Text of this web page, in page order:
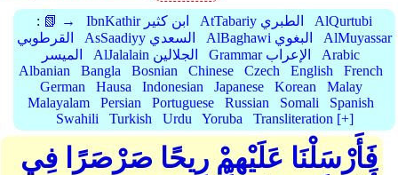
: 📗 → IbnKathir ابن كثير AtTabariy الطبري
AlQurtubi
القرطوبي
AsSaadiyy السعدي AlBaghawi البغوي
AlMuyassar
الميسر
AlJalalain الجلالين Grammar الإعراب
Arabic
Albanian
Bangla Bosnian Chinese Czech English
French
German
Hausa Indonesian Japanese Korean
Malay
Malayalam
Persian Portuguese Russian Somali
Spanish
Swahili
Turkish Urdu Yoruba Transliteration [+]
فَأَرْسَلْنَا عَلَيْهِمْ رِيحًا صَرْصَرًا فِي